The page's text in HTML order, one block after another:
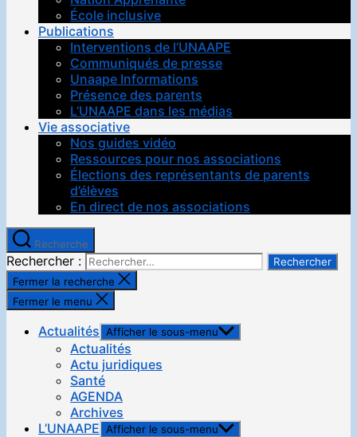
École inclusive
Publications
Interventions de l’UNAAPE
Communiqués de presse
Unaape Informations
Présence des parents
L’UNAAPE dans les médias
Vie associative
Nos guides vidéo
Ressources pour nos associations
Élections des représentants de parents
d’élèves
En direct de nos associations
Recherche
Rechercher :
Fermer la recherche
Fermer le menu
Actualités Afficher le sous-menu
Actualités
Actu juridiques
Santé
AGENDA
Archives
L’UNAAPE Afficher le sous-menu